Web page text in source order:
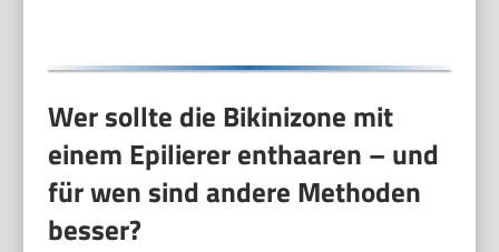
Wer sollte die Bikinizone mit
einem Epilierer enthaaren – und
für wen sind andere Methoden
besser?